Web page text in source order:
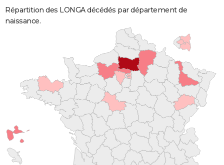
Répartition des LONGA décédés par département de
naissance.